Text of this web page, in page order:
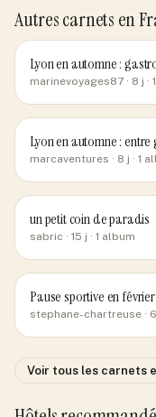
Autres carnets en
Lyon en automne :
marinevoyages87 · 8 j ·
Lyon en automne :
marcaventures · 8 j · 1
un petit coin de paradis
sabric · 15 j · 1 album
Pause sportive en février
stephane-chartreuse ·
Voir tous les carnets